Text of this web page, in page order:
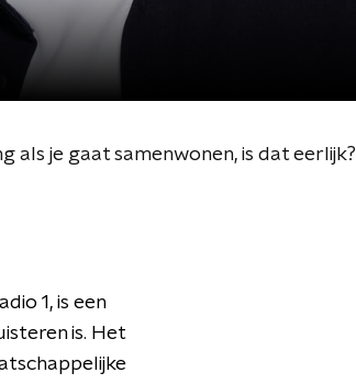
je gaat samenwonen, is dat eerlijk?
1, is een
is. Het